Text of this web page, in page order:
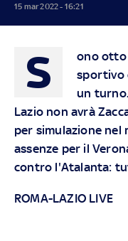
15 mar 2022 - 16:21
S
ono otto
sportivo
un
Lazio non avrà
per simulazione nel
assenze per il
contro l'Atalanta:
ROMA-LAZIO LIVE